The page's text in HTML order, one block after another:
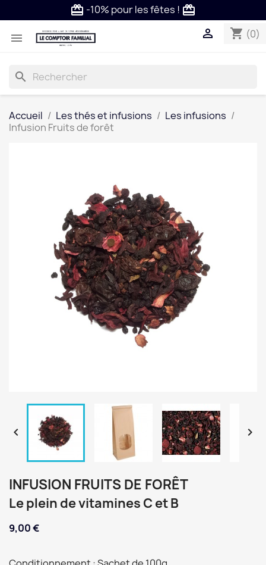
card_giftcard-10% pour les fêtes !card_giftcard

shopping_cart (0)

search
Accueil Les thés et infusions
Les infusions
Infusion Fruits de forêt
 
INFUSION FRUITS DE FORÊT
Le plein de vitamines C et B
9,00 €